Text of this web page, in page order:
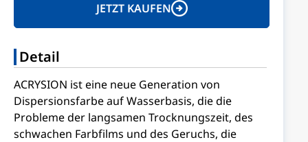
JETZT KAUFEN
Detail
ACRYSION ist eine neue Generation von
Dispersionsfarbe auf Wasserbasis, die die
Probleme der langsamen Trocknungszeit, des
schwachen Farbfilms und des Geruchs, die